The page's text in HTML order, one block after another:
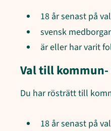
18 år senast på
svensk
är eller har varit
Val till
Du har rösträtt till
18 år senast på